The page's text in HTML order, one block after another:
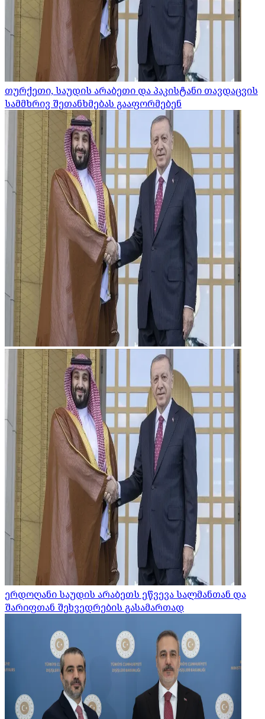
თურქეთი, საუდის არაბეთი და პაკისტანი თავდაცვის
სამმხრივ შეთანხმებას გააფორმებენ
ერდოღანი საუდის არაბეთს ეწვევა სალმანთან და
შარიფთან შეხვედრების გასამართად